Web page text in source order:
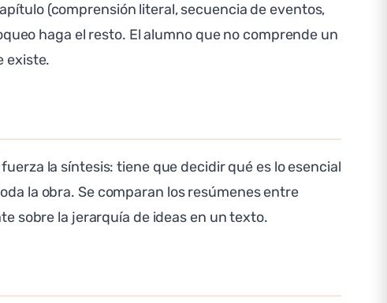
(comprensión literal, secuencia de eventos,
haga el resto. El alumno que no comprende un
existe.
la síntesis: tiene que decidir qué es lo esencial
la obra. Se comparan los resúmenes entre
sobre la jerarquía de ideas en un texto.